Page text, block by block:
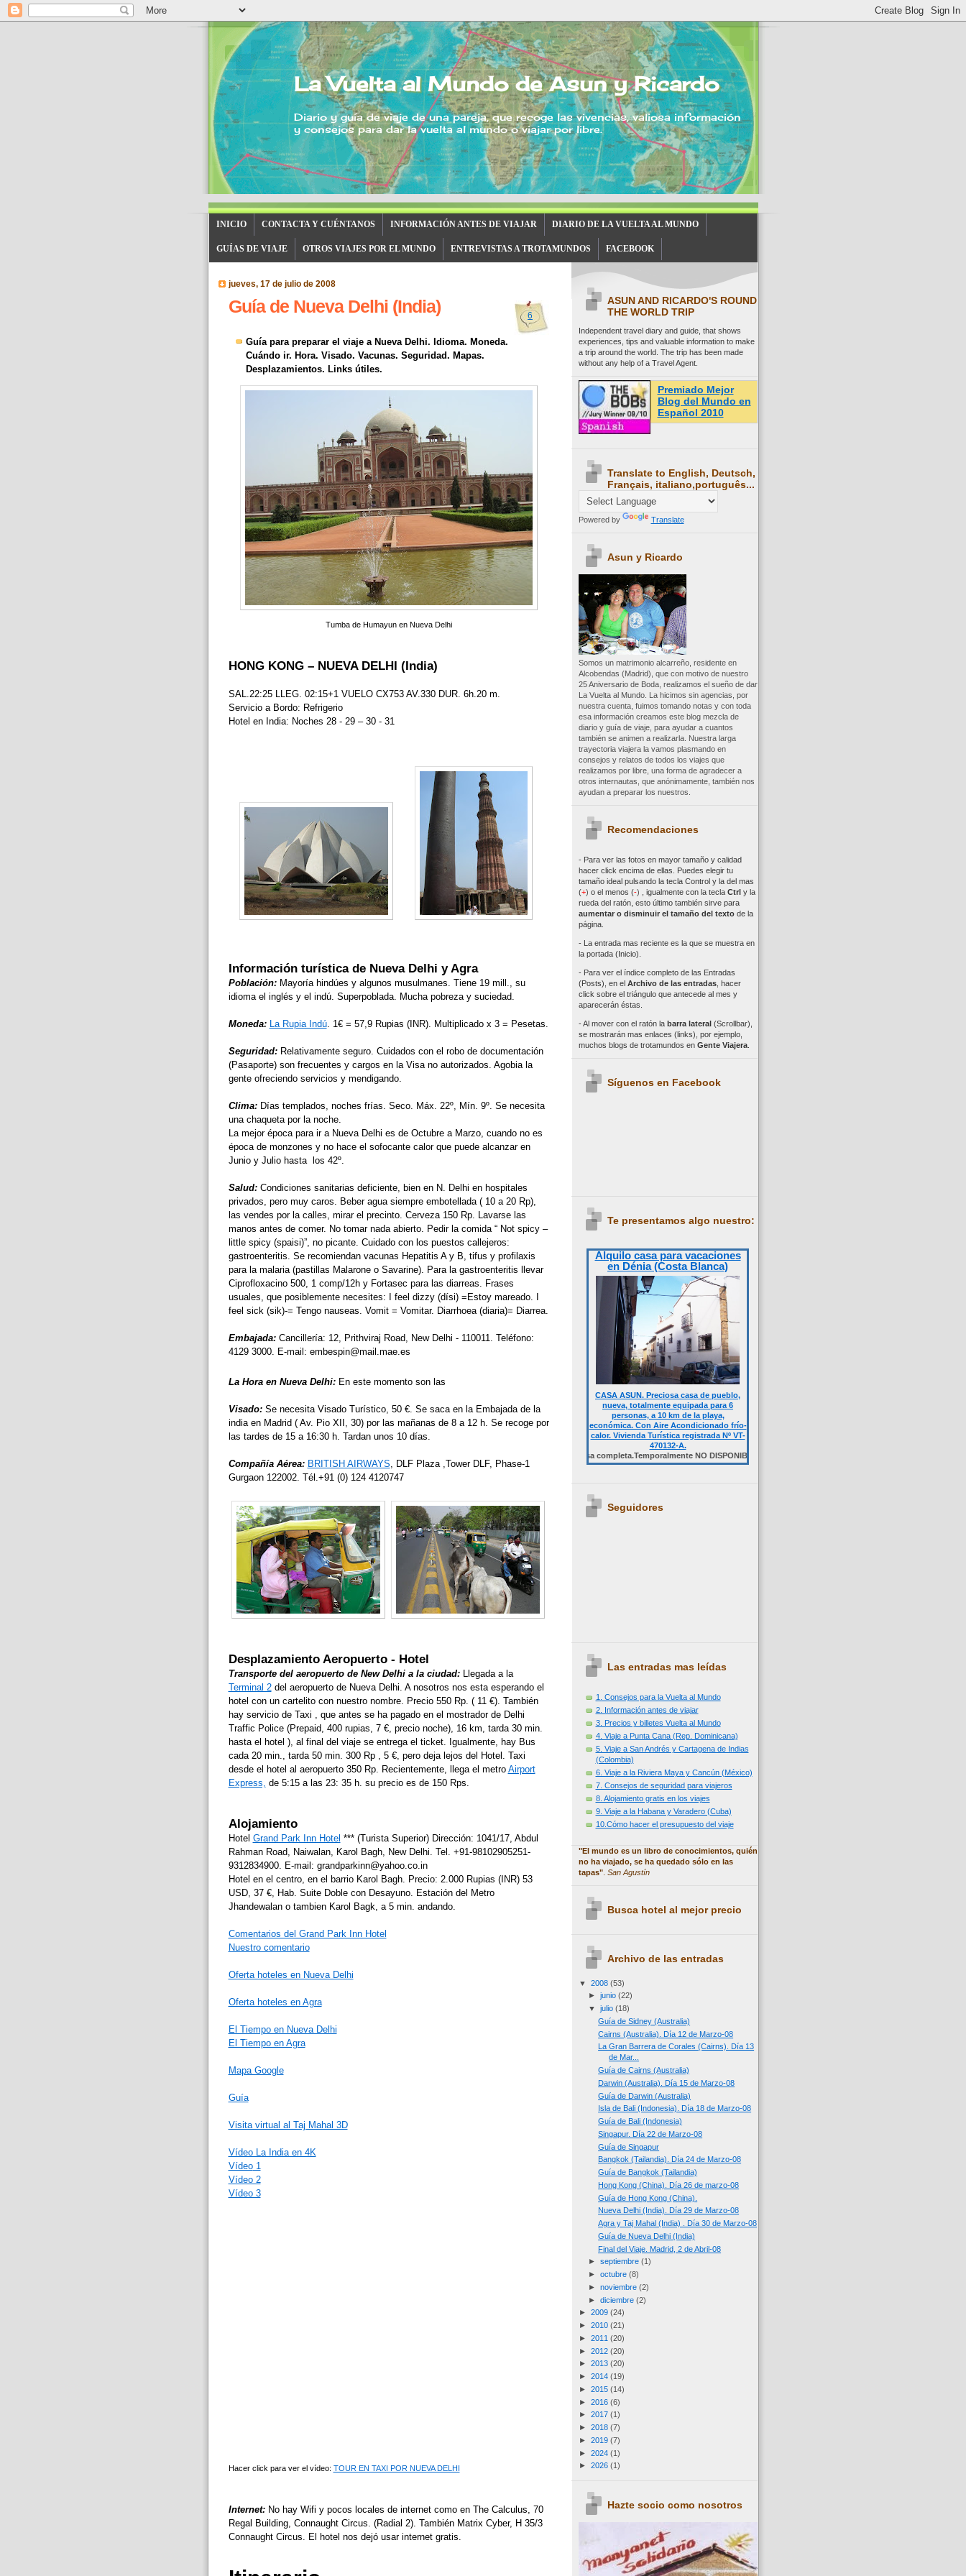
La Vuelta al Mundo de Asun y Ricardo
Diario y guía de viaje de una pareja, que recoge las vivencias, valiosa información
y consejos para dar la vuelta al mundo o viajar por libre.
INICIO CONTACTA Y CUÉNTANOS INFORMACIÓN ANTES DE VIAJAR DIARIO DE LA VUELTA AL MUNDO
GUÍAS DE VIAJE OTROS VIAJES POR EL MUNDO ENTREVISTAS A TROTAMUNDOS FACEBOOK
jueves, 17 de julio de 2008
6
Guía de Nueva Delhi (India)
Guía para preparar el viaje a Nueva Delhi. Idioma. Moneda.
Cuándo ir. Hora. Visado. Vacunas. Seguridad. Mapas.
Desplazamientos. Links útiles.
Tumba de Humayun en Nueva Delhi
HONG KONG – NUEVA DELHI (India)
SAL.22:25 LLEG. 02:15+1 VUELO CX753 AV.330 DUR. 6h.20 m.
Servicio a Bordo: Refrigerio
Hotel en India: Noches 28 - 29 – 30 - 31
Información turística de Nueva Delhi y Agra
Población: Mayoría hindúes y algunos musulmanes. Tiene 19 mill., su
idioma el inglés y el indú. Superpoblada. Mucha pobreza y suciedad.
Moneda: La Rupia Indú. 1€ = 57,9 Rupias (INR). Multiplicado x 3 = Pesetas.
Seguridad: Relativamente seguro. Cuidados con el robo de documentación
(Pasaporte) son frecuentes y cargos en la Visa no autorizados. Agobia la
gente ofreciendo servicios y mendigando.
Clima: Días templados, noches frías. Seco. Máx. 22º, Mín. 9º. Se necesita
una chaqueta por la noche.
La mejor época para ir a Nueva Delhi es de Octubre a Marzo, cuando no es
época de monzones y no hace el sofocante calor que puede alcanzar en
Junio y Julio hasta los 42º.
Salud:Condiciones sanitarias deficiente, bien en N. Delhi en hospitales
privados, pero muy caros. Beber agua siempre embotellada ( 10 a 20 Rp),
las vendes por la calles, mirar el precinto. Cerveza 150 Rp. Lavarse las
manos antes de comer. No tomar nada abierto. Pedir la comida “ Not spicy –
little spicy (spaisi)”, no picante. Cuidado con los puestos callejeros:
gastroenteritis. Se recomiendan vacunas Hepatitis A y B, tifus y profilaxis
para la malaria (pastillas Malarone o Savarine). Para la gastroenteritis llevar
Ciprofloxacino 500, 1 comp/12h y Fortasec para las diarreas. Frases
usuales, que posiblemente necesites: I feel dizzy (dísi) =Estoy mareado. I
feel sick (sik)-= Tengo nauseas. Vomit = Vomitar. Diarrhoea (diaria)= Diarrea.
Embajada:Cancillería: 12, Prithviraj Road, New Delhi - 110011. Teléfono:
4129 3000. E-mail: embespin@mail.mae.es
La Hora en Nueva Delhi: En este momento son las
Visado:Se necesita Visado Turístico, 50 €. Se saca en la Embajada de la
india en Madrid ( Av. Pio XII, 30) por las mañanas de 8 a 12 h. Se recoge por
las tardes de 15 a 16:30 h. Tardan unos 10 días.
Compañía Aérea: BRITISH AIRWAYS , DLF Plaza ,Tower DLF, Phase-1
Gurgaon 122002. Tél.+91 (0) 124 4120747
Desplazamiento Aeropuerto - Hotel
Transporte del aeropuerto de New Delhi a la ciudad:
Llegada a la
Terminal 2del aeropuerto de Nueva Delhi. A nosotros nos esta esperando el
hotel con un cartelito con nuestro nombre. Precio 550 Rp. ( 11 €). También
hay servicio de Taxi , que antes se ha pagado en el mostrador de Delhi
Traffic Police (Prepaid, 400 rupias, 7 €, precio noche), 16 km, tarda 30 min.
hasta el hotel ), al final del viaje se entrega el ticket. Igualmente, hay Bus
cada 20 min., tarda 50 min. 300 Rp , 5 €, pero deja lejos del Hotel. Taxi
desde el hotel al aeropuerto 350 Rp. Recientemente, llega el metro Airport
Express, de 5:15 a las 23: 35 h. su precio es de 150 Rps.
Alojamiento
Hotel Grand Park Inn Hotel *** (Turista Superior) Dirección: 1041/17, Abdul
Rahman Road, Naiwalan, Karol Bagh, New Delhi. Tel. +91-98102905251-
9312834900. E-mail: grandparkinn@yahoo.co.in
Hotel en el centro, en el barrio Karol Bagh. Precio: 2.000 Rupias (INR) 53
USD, 37 €, Hab. Suite Doble con Desayuno. Estación del Metro
Jhandewalan o tambien Karol Bagk, a 5 min. andando.
Comentarios del Grand Park Inn Hotel
Nuestro comentario
Oferta hoteles en Nueva Delhi
Oferta hoteles en Agra
El Tiempo en Nueva Delhi
El Tiempo en Agra
Mapa Google
Guía
Visita virtual al Taj Mahal 3D
Vídeo La India en 4K
Vídeo1
Vídeo 2
Vídeo 3
Hacer click para ver el vídeo: TOUR EN TAXI POR NUEVA DELHI
Internet:No hay Wifi y pocos locales de internet como en The Calculus, 70
Regal Building, Connaught Circus. (Radial 2). También Matrix Cyber, H 35/3
Connaught Circus. El hotel nos dejó usar internet gratis.
ASUN AND RICARDO'S ROUND
THE WORLD TRIP
Independent travel diary and guide, that shows
experiences, tips and valuable information to make
a trip around the world. The trip has been made
without any help of a Travel Agent.
Premiado Mejor
Blog del Mundo en
Español 2010
Translate to English, Deutsch,
Français, italiano,português...
Powered by Translate
Asun y Ricardo
Somos un matrimonio alcarreño, residente en
Alcobendas (Madrid), que con motivo de nuestro
25 Aniversario de Boda, realizamos el sueño de dar
La Vuelta al Mundo. La hicimos sin agencias, por
nuestra cuenta, fuimos tomando notas y con toda
esa información creamos este blog mezcla de
diario y guía de viaje, para ayudar a cuantos
también se animen a realizarla. Nuestra larga
trayectoria viajera la vamos plasmando en
consejos y relatos de todos los viajes que
realizamos por libre, una forma de agradecer a
otros internautas, que anónimamente, también nos
ayudan a preparar los nuestros.
Recomendaciones
- Para ver las fotos en mayor tamaño y calidad
hacer click encima de ellas. Puedes elegir tu
tamaño ideal pulsando la tecla Controly la del mas
(+) o el menos (-) igualmente con la tecla Ctrl y la
rueda del ratón, esto último también sirve para
aumentar o disminuir el tamaño del textode la
página.
- La entrada mas reciente es la que se muestra en
la portada (Inicio).
- Para ver el índice completo de las Entradas
(Posts), en el Archivo de las entradas, hacer
click sobre el triángulo que antecede al mes y
aparecerán éstas.
- Al mover con el ratón la barra lateral(Scrollbar),
se mostrarán mas enlaces (links), por ejemplo,
muchos blogs de trotamundos en Gente Viajera.
Síguenos en Facebook
Te presentamos algo nuestro:
Alquilo casa para vacaciones
en Dénia (Costa Blanca)
CASA ASUN. Preciosa casa de pueblo,
nueva, totalmente equipada para 6
personas, a 10 km de la playa,
económica. Con Aire Acondicionado frío-
calor. Vivienda Turística registrada Nº VT-
470132-A.
Desde 700 € quincena casa completa.Temporalmente NO DISPONIBLE. Haga click sobre la foto.
Seguidores
Las entradas mas leídas
1. Consejos para la Vuelta al Mundo
2. Información antes de viajar
3. Precios y billetes Vuelta al Mundo
4. Viaje a Punta Cana (Rep. Dominicana)
5. Viaje a San Andrés y Cartagena de Indias
(Colombia)
6. Viaje a la Riviera Maya y Cancún (México)
7. Consejos de seguridad para viajeros
8. Alojamiento gratis en los viajes
9. Viaje a la Habana y Varadero (Cuba)
10.Cómo hacer el presupuesto del viaje
"El mundo es un libro de conocimientos, quién
no ha viajado, se ha quedado sólo en las
tapas". San Agustín
Busca hotel al mejor precio
Archivo de las entradas
▼ 2008 (53)
► junio (22)
▼ julio (18)
Guía de Sidney (Australia)
Cairns (Australia). Día 12 de Marzo-08
La Gran Barrera de Corales (Cairns). Día 13
de Mar...
Guía de Cairns (Australia)
Darwin (Australia). Día 15 de Marzo-08
Guía de Darwin (Australia)
Isla de Bali (Indonesia). Día 18 de Marzo-08
Guía de Bali (Indonesia)
Singapur. Día 22 de Marzo-08
Guía de Singapur
Bangkok (Tailandia). Día 24 de Marzo-08
Guía de Bangkok (Tailandia)
Hong Kong (China). Día 26 de marzo-08
Guía de Hong Kong (China).
Nueva Delhi (India). Día 29 de Marzo-08
Agra y Taj Mahal (India) . Día 30 de Marzo-08
Guía de Nueva Delhi (India)
Final del Viaje. Madrid, 2 de Abril-08
► septiembre (1)
► octubre (8)
► noviembre (2)
► diciembre (2)
► 2009 (24)
► 2010 (21)
► 2011 (20)
► 2012 (20)
► 2013 (20)
► 2014 (19)
► 2015 (14)
► 2016 (6)
► 2017 (1)
► 2018 (7)
► 2019 (7)
► 2024 (1)
► 2026 (1)
Hazte socio como nosotros